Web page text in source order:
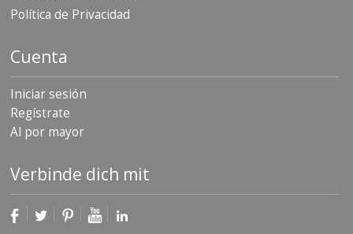
Política de Privacidad
Cuenta
Iniciar sesión
Regístrate
Al por mayor
Verbinde dich mit